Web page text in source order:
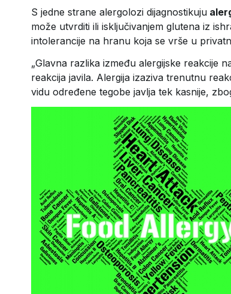
S jedne strane alergolozi dijagnostikuju
može utvrditi ili isključivanjem glutena iz
intolerancije na hranu koja se vrše u
„Glavna razlika između alergijske reakcije
reakcija javila. Alergija izaziva trenutnu
vidu određene tegobe javlja tek kasnije,